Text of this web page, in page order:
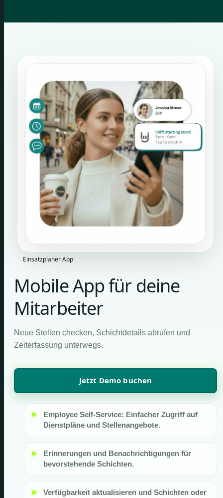
Einsatzplaner App
Mobile App für deine
Mitarbeiter
Neue Stellen checken, Schichtdetails abrufen und
Zeiterfassung unterwegs.
Jetzt Demo buchen
Employee Self-Service: Einfacher Zugriff auf
Dienstpläne und Stellenangebote.
Erinnerungen und Benachrichtigungen für
bevorstehende Schichten.
Verfügbarkeit aktualisieren und Schichten oder